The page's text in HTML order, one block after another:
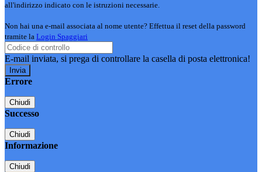
all'indirizzo indicato con le istruzioni necessarie.
Non hai una e-mail associata al nome utente? Effettua il reset della password
tramite la Login Spaggiari
E-mail inviata, si prega di controllare la casella di posta elettronica!
Errore
Chiudi
Successo
Chiudi
Informazione
Chiudi